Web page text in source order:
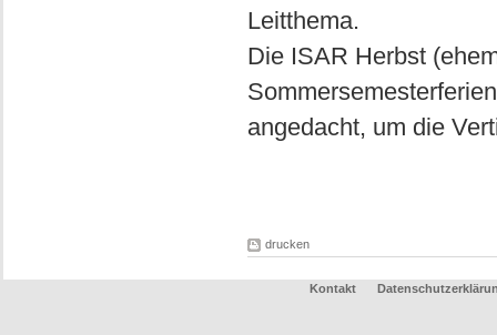
Leitthema.
Die ISAR Herbst
angedacht, um die
drucken
Kontakt